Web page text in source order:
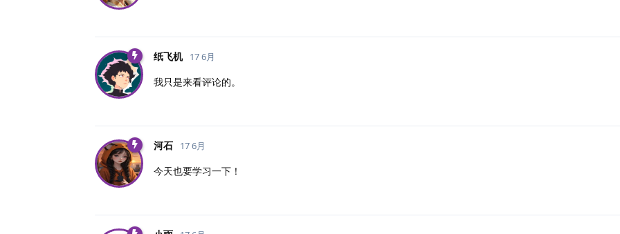
纸飞机 17 6月
我只是来看评论的。
河石 17 6月
今天也要学习一下！